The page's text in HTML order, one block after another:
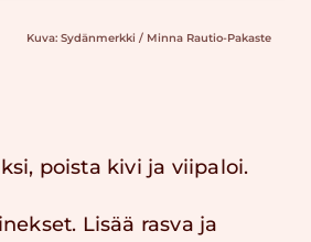
Kuva: Sydänmerkki / Minna Rautio-Pakaste
poista kivi ja viipaloi.
Lisää rasva ja